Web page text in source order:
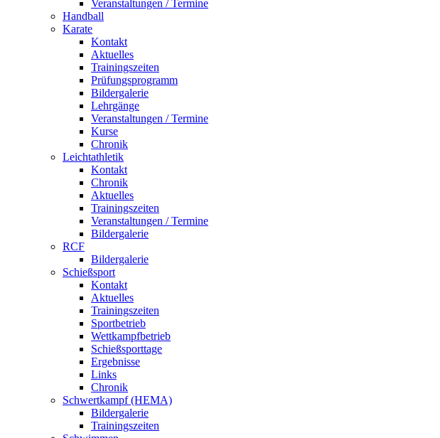
Veranstaltungen / Termine
Handball
Karate
Kontakt
Aktuelles
Trainingszeiten
Prüfungsprogramm
Bildergalerie
Lehrgänge
Veranstaltungen / Termine
Kurse
Chronik
Leichtathletik
Kontakt
Chronik
Aktuelles
Trainingszeiten
Veranstaltungen / Termine
Bildergalerie
RCF
Bildergalerie
Schießsport
Kontakt
Aktuelles
Trainingszeiten
Sportbetrieb
Wettkampfbetrieb
Schießsporttage
Ergebnisse
Links
Chronik
Schwertkampf (HEMA)
Bildergalerie
Trainingszeiten